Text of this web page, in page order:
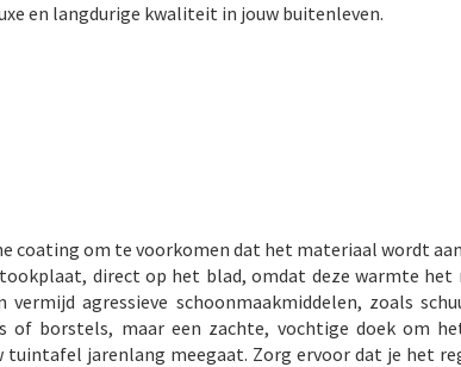
en langdurige kwaliteit in jouw buitenleven.
coating om te voorkomen dat het materiaal wordt
direct op het blad, omdat deze warmte het
agressieve schoonmaakmiddelen, zoals
of borstels, maar een zachte, vochtige doek om
jarenlang meegaat. Zorg ervoor dat je het